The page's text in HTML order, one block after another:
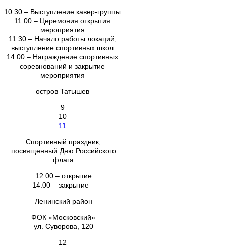
10:30 – Выступление кавер-группы
11:00 – Церемония открытия
мероприятия
11:30 – Начало работы локаций,
выступление спортивных школ
14:00 – Награждение спортивных
соревнований и закрытие
мероприятия
остров Татышев
9
10
11
Спортивный праздник,
посвященный Дню Российского
флага
12:00 – открытие
14:00 – закрытие
Ленинский район
ФОК «Московский»
ул. Суворова, 120
12